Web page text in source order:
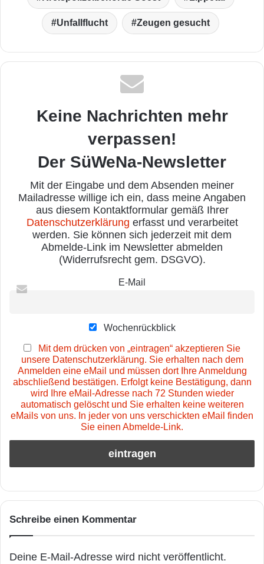
Unfallflucht Zeugen gesucht
Keine Nachrichten mehr
verpassen!
Der SüWeNa-Newsletter
Mit der Eingabe und dem Absenden meiner
Mailadresse willige ich ein, dass meine Angaben
aus diesem Kontaktformular gemäß Ihrer
Datenschutzerklärung erfasst und verarbeitet
werden. Sie können sich jederzeit mit dem
Abmelde-Link im Newsletter abmelden
(Widerrufsrecht gem. DSGVO).
E-Mail
Wochenrückblick
Mit dem drücken von „eintragen“ akzeptieren Sie
unsere Datenschutzerklärung. Sie erhalten nach dem
Anmelden eine eMail und müssen dort Ihre Anmeldung
abschließend bestätigen. Erfolgt keine Bestätigung, dann
wird Ihre eMail-Adresse nach 72 Stunden wieder
automatisch gelöscht und Sie erhalten keine weiteren
eMails von uns. In jeder von uns verschickten eMail finden
Sie einen Abmelde-Link.
Schreibe einen Kommentar
Deine E-Mail-Adresse wird nicht veröffentlicht.